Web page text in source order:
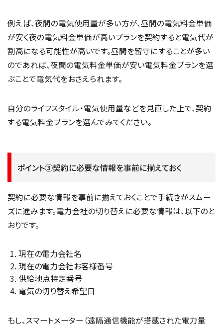
例えば、夜間の電気使用量が多い方が、昼間の電気料金単価
が安く夜の電気料金単価が高いプランを契約すると電気代が
割高になる可能性が高いです。昼間を留守にすることが多い
のであれば、夜間の電気料金単価が安い電気料金プランを選
ぶことで電気代をおさえられます。
自分のライフスタイル・電気使用量などを見直した上で、契約
する電気料金プランを選んでみてください。
ポイント③契約に必要な情報を事前に揃えておく
契約に必要な情報を事前に揃えておくことで手続きがスムー
ズに進みます。電力会社の切り替えに必要な情報は、以下のと
おりです。
現在の電力会社名
現在の電力会社お客様番号
供給地点特定番号
電気の切り替え希望日
もし、スマートメーター（遠隔通信機能が搭載された電力量